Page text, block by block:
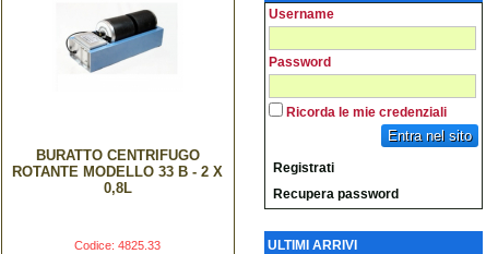
BURATTO CENTRIFUGO
ROTANTE MODELLO 33 B - 2 X
0,8L
Codice: 4825.33
Username
Password
Ricorda le mie credenziali
Entra nel sito
Registrati
Recupera password
ULTIMI ARRIVI